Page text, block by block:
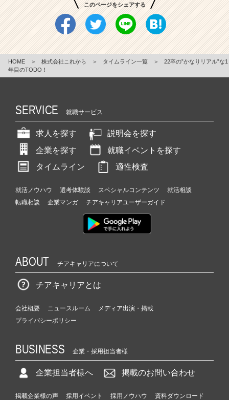
このページをシェアする
HOME ＞ 株式会社これから ＞ タイムライン一覧 ＞
22卒の”かなりリアル”な1
年目のTODO！
SERVICE 就職サービス
求人を探す
説明会を探す
企業を探す
就職イベントを探す
タイムライン
適性検査
就活ノウハウ 選考体験談 スペシャルコンテンツ
就活相談
転職相談
企業マンガ チアキャリアユーザーガイド
ABOUT チアキャリアについて
チアキャリアとは
会社概要 ニュースルーム
メディア出演・掲載
プライバシーポリシー
BUSINESS 企業・採用担当者様
企業担当者様へ 掲載のお問い合わせ
掲載企業様の声 採用イベント 採用ノウハウ 資料ダウンロード